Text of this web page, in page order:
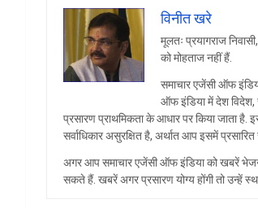
विनीत खरे
मूलतः प्रयागराज
को मोहताज नहीं हैं.
समाचार एजेंसी ऑफ
ऑफ इंडिया में देश विदेश,
प्रसारण प्राथमिकता के आधार पर किया जाता है.
सर्वाधिकार असुरक्षित है, अर्थात आप इसमें
अगर आप समाचार एजेंसी ऑफ इंडिया को खबरें
सकते हैं. खबरें अगर प्रसारण योग्य होंगी तो उन्हें